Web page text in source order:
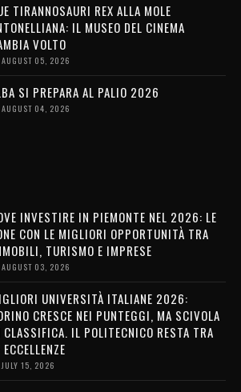
TIRANNOSAURI REX ALLA MOLE
IL MUSEO DEL CINEMA
VOLTO
AUGUST 05, 2026
SI PREPARA AL PALIO 2026
AUGUST 04, 2026
INVESTIRE IN PIEMONTE NEL 2026: LE
CON LE MIGLIORI OPPORTUNITÀ TRA
TURISMO E IMPRESE
AUGUST 03, 2026
UNIVERSITÀ ITALIANE 2026:
CRESCE NEI PUNTEGGI, MA SCIVOLA
CLASSIFICA. IL POLITECNICO RESTA TRA
ECCELLENZE
JULY 15, 2026